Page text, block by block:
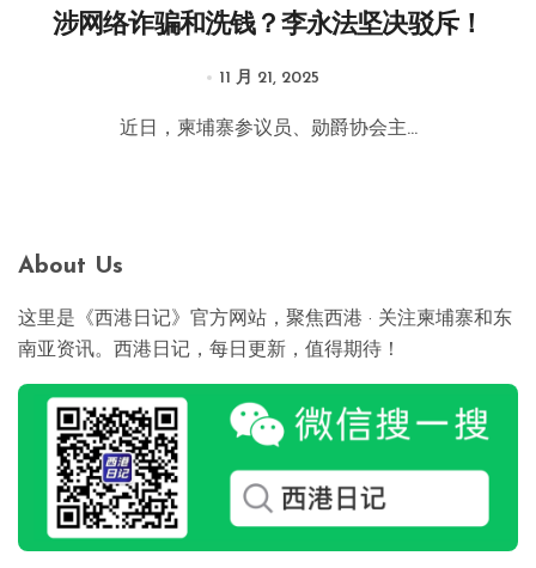
涉网络诈骗和洗钱？李永法坚决驳斥！
11 月 21, 2025
近日，柬埔寨参议员、勋爵协会主...
About Us
这里是《西港日记》官方网站，聚焦西港 · 关注柬埔寨和东
南亚资讯。西港日记，每日更新，值得期待！